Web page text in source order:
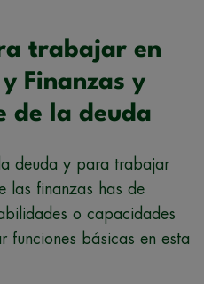
trabajar en
Finanzas y
de la deuda
deuda y para trabajar
las finanzas has de
o capacidades
funciones básicas en esta